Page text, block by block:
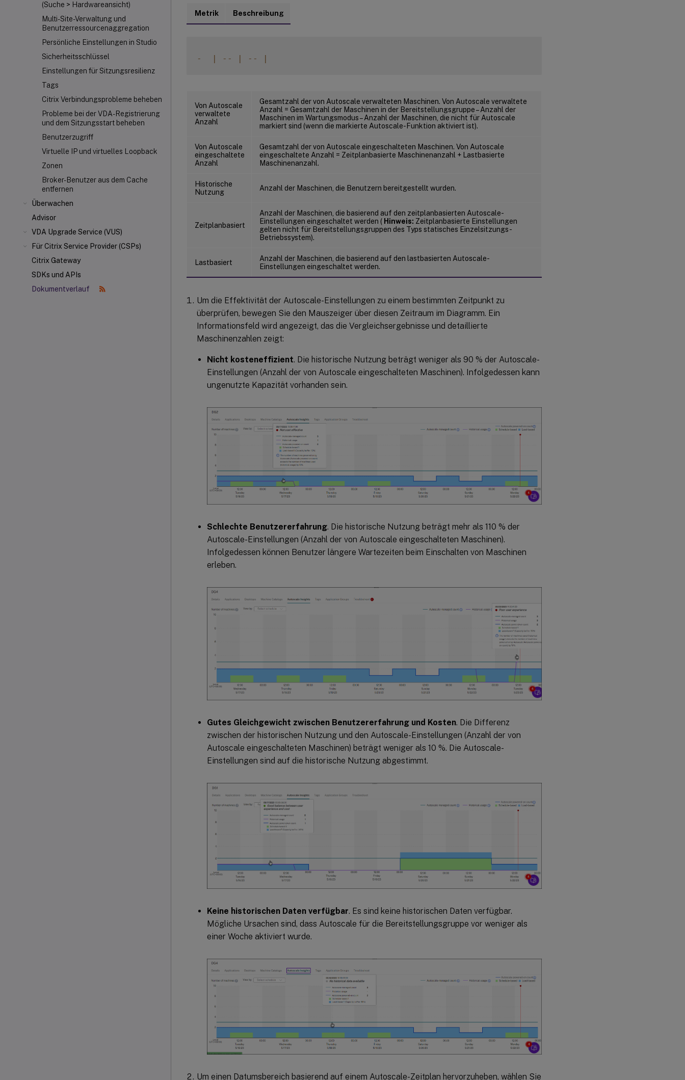
(Suche > Hardwareansicht)
Multi-Site-Verwaltung und
Benutzerressourcenaggregation
Persönliche Einstellungen in Studio
Sicherheitsschlüssel
Einstellungen für Sitzungsresilienz
Tags
Citrix Verbindungsprobleme beheben
Probleme bei der VDA-Registrierung
und dem Sitzungsstart beheben
Benutzerzugriff
Virtuelle IP und virtuelles Loopback
Zonen
Broker-Benutzer aus dem Cache
entfernen
Überwachen
Advisor
VDA Upgrade Service (VUS)
Für Citrix Service Provider (CSPs)
Citrix Gateway
SDKs und APIs
Dokumentverlauf
Metrik Beschreibung
- -- --
Von Autoscale
verwaltete
Anzahl
Gesamtzahl der von Autoscale verwalteten Maschinen. Von Autoscale verwaltete
Anzahl = Gesamtzahl der Maschinen in der Bereitstellungsgruppe – Anzahl der
Maschinen im Wartungsmodus – Anzahl der Maschinen, die nicht für Autoscale
markiert sind (wenn die markierte Autoscale-Funktion aktiviert ist).
Von Autoscale
eingeschaltete
Anzahl
Gesamtzahl der von Autoscale eingeschalteten Maschinen. Von Autoscale
eingeschaltete Anzahl = Zeitplanbasierte Maschinenanzahl + Lastbasierte
Maschinenanzahl.
Historische
Nutzung
Anzahl der Maschinen, die Benutzern bereitgestellt wurden.
Zeitplanbasiert
Anzahl der Maschinen, die basierend auf den zeitplanbasierten Autoscale-
Einstellungen eingeschaltet werden ( Hinweis: Zeitplanbasierte Einstellungen
gelten nicht für Bereitstellungsgruppen des Typs statisches Einzelsitzungs-
Betriebssystem).
Lastbasiert
Anzahl der Maschinen, die basierend auf den lastbasierten Autoscale-
Einstellungen eingeschaltet werden.
Um die Effektivität der Autoscale-Einstellungen zu einem bestimmten Zeitpunkt zu
überprüfen, bewegen Sie den Mauszeiger über diesen Zeitraum im Diagramm. Ein
Informationsfeld wird angezeigt, das die Vergleichsergebnisse und detaillierte
Maschinenzahlen zeigt:
Nicht kosteneffizient. Die historische Nutzung beträgt weniger als 90 % der Autoscale-
Einstellungen (Anzahl der von Autoscale eingeschalteten Maschinen). Infolgedessen kann
ungenutzte Kapazität vorhanden sein.
Schlechte Benutzererfahrung. Die historische Nutzung beträgt mehr als 110 % der
Autoscale-Einstellungen (Anzahl der von Autoscale eingeschalteten Maschinen).
Infolgedessen können Benutzer längere Wartezeiten beim Einschalten von Maschinen
erleben.
Gutes Gleichgewicht zwischen Benutzererfahrung und Kosten. Die Differenz
zwischen der historischen Nutzung und den Autoscale-Einstellungen (Anzahl der von
Autoscale eingeschalteten Maschinen) beträgt weniger als 10 %. Die Autoscale-
Einstellungen sind auf die historische Nutzung abgestimmt.
Keine historischen Daten verfügbar. Es sind keine historischen Daten verfügbar.
Mögliche Ursachen sind, dass Autoscale für die Bereitstellungsgruppe vor weniger als
einer Woche aktiviert wurde.
Um einen Datumsbereich basierend auf einem Autoscale-Zeitplan hervorzuheben, wählen Sie